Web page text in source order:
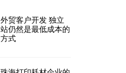
外贸客户开发 独立
站仍然是最低成本的
方式